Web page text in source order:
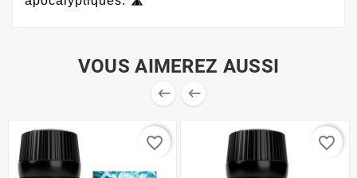
VOUS AIMEREZ AUSSI
 
favorite_border favorite_border